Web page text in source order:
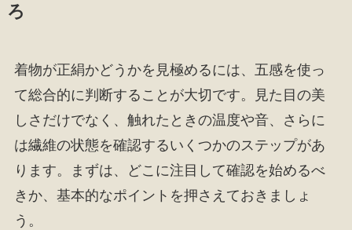
ろ
着物が正絹かどうかを見極めるには、五感を使っ
て総合的に判断することが大切です。見た目の美
しさだけでなく、触れたときの温度や音、さらに
は繊維の状態を確認するいくつかのステップがあ
ります。まずは、どこに注目して確認を始めるべ
きか、基本的なポイントを押さえておきましょ
う。